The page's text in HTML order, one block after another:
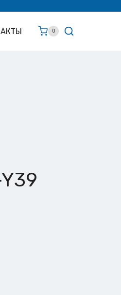
0